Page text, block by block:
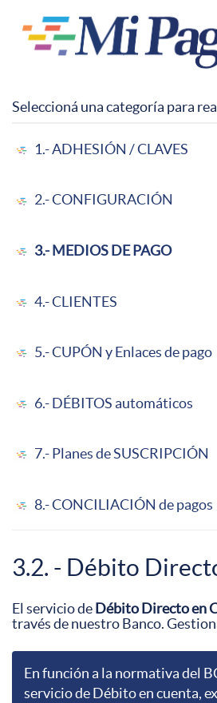
contenido
Seleccioná una categoría para
1.- ADHESIÓN / CLAVES
2.- CONFIGURACIÓN
3.- MEDIOS DE PAGO
4.- CLIENTES
5.- CUPÓN y Enlaces de pago
6.- DÉBITOS automáticos
7.- Planes de SUSCRIPCIÓN
8.- CONCILIACIÓN de pagos
3.2. - Débito
El servicio deDébito Directo en
través de nuestro Banco.
En función a la normativa del
servicio de Débito en cuenta,